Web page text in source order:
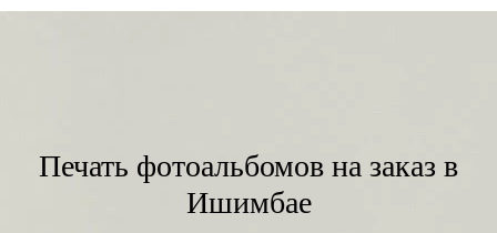
Печать фотоальбомов на заказ в
Ишимбае